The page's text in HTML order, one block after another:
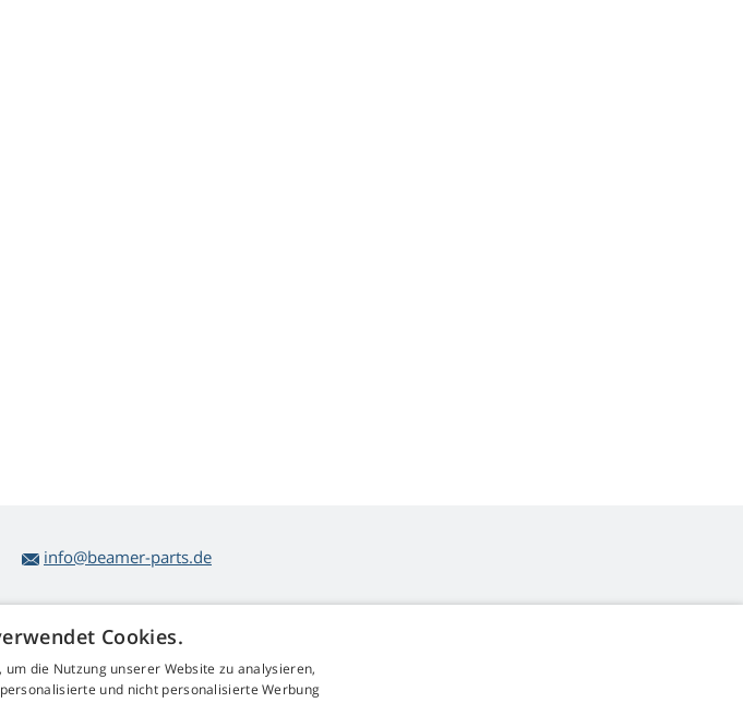
info@beamer-parts.de
Web Retail s.r.o.
Kontakt
Cookies.
die Nutzung unserer Website zu analysieren,
und nicht personalisierte Werbung